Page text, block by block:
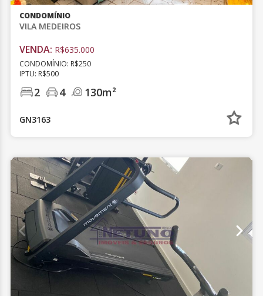
CONDOMÍNIO
VILA MEDEIROS
VENDA: R$635.000
CONDOMÍNIO: R$250
IPTU: R$500
2 4 130m²
GN3163